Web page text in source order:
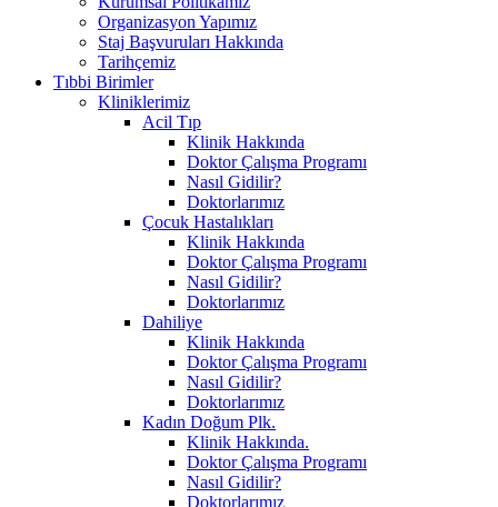
Organizasyon Yapımız
Staj Başvuruları Hakkında
Tarihçemiz
Tıbbi Birimler
Kliniklerimiz
Acil Tıp
Klinik Hakkında
Doktor Çalışma Programı
Nasıl Gidilir?
Doktorlarımız
Çocuk Hastalıkları
Klinik Hakkında
Doktor Çalışma Programı
Nasıl Gidilir?
Doktorlarımız
Dahiliye
Klinik Hakkında
Doktor Çalışma Programı
Nasıl Gidilir?
Doktorlarımız
Kadın Doğum Plk.
Klinik Hakkında.
Doktor Çalışma Programı
Nasıl Gidilir?
Doktorlarımız